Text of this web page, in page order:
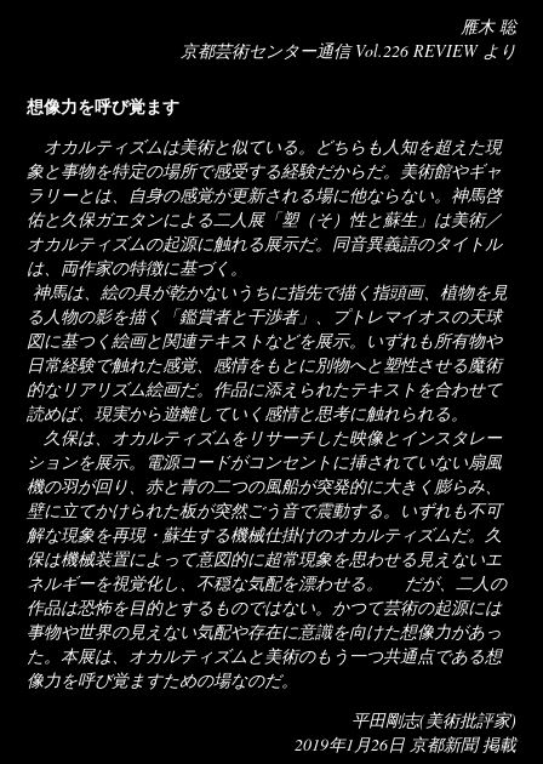
雁木 聡
京都芸術センター通信 Vol.226 REVIEW より
想像力を呼び覚ます
オカルティズムは美術と似ている。どちらも人知を超えた現
象と事物を特定の場所で感受する経験だからだ。美術館やギャ
ラリーとは、自身の感覚が更新される場に他ならない。神馬啓
佑と久保ガエタンによる二人展「塑（そ）性と蘇生」は美術／
オカルティズムの起源に触れる展示だ。同音異義語のタイトル
は、両作家の特徴に基づく。
神馬は、絵の具が乾かないうちに指先で描く指頭画、植物を見
る人物の影を描く「鑑賞者と干渉者」、プトレマイオスの天球
図に基つく絵画と関連テキストなどを展示。いずれも所有物や
日常経験で触れた感覚、感情をもとに別物へと塑性させる魔術
的なリアリズム絵画だ。作品に添えられたテキストを合わせて
読めば、現実から遊離していく感情と思考に触れられる。
久保は、オカルティズムをリサーチした映像とインスタレー
ションを展示。電源コードがコンセントに挿されていない扇風
機の羽が回り、赤と青の二つの風船が突発的に大きく膨らみ、
壁に立てかけられた板が突然ごう音で震動する。いずれも不可
解な現象を再現・蘇生する機械仕掛けのオカルティズムだ。久
保は機械装置によって意図的に超常現象を思わせる見えないエ
ネルギーを視覚化し、不穏な気配を漂わせる。 だが、二人の
作品は恐怖を目的とするものではない。かつて芸術の起源には
事物や世界の見えない気配や存在に意識を向けた想像力があっ
た。本展は、オカルティズムと美術のもう一つ共通点である想
像力を呼び覚ますための場なのだ。
平田剛志(美術批評家)
2019年1月26日 京都新聞 掲載